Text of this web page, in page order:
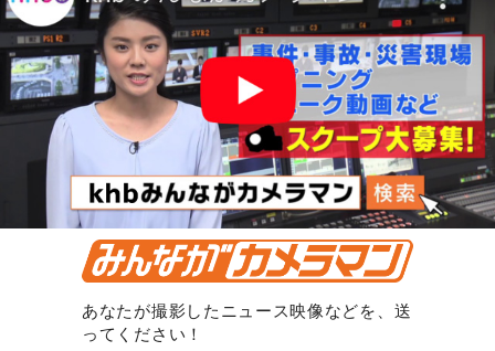
あなたが撮影したニュース映像などを、送
ってください！